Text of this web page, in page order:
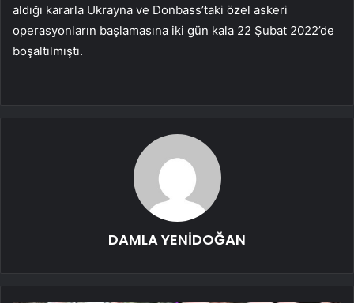
aldığı kararla Ukrayna ve Donbass’taki özel askeri
operasyonların başlamasına iki gün kala 22 Şubat 2022’de
boşaltılmıştı.
DAMLA YENİDOĞAN